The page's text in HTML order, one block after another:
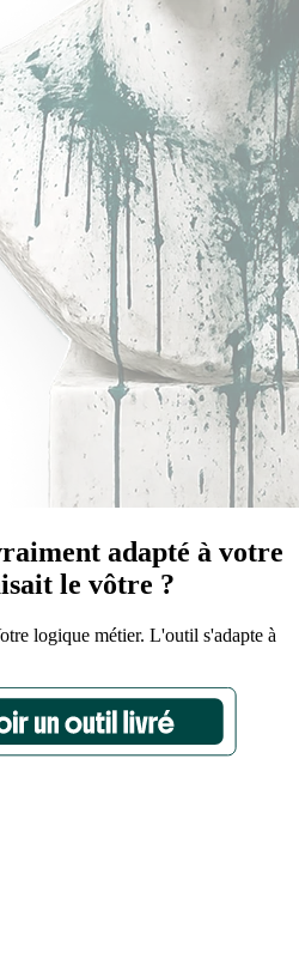
adapté à votre
le vôtre ?
logique métier. L'outil s'adapte à